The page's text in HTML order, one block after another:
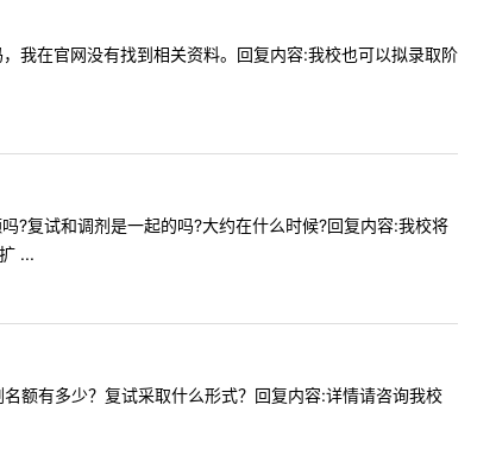
在官网没有找到相关资料。回复内容:我校也可以拟录取阶
复试和调剂是一起的吗?大约在什么时候?回复内容:我校将
...
额有多少？复试采取什么形式？回复内容:详情请咨询我校